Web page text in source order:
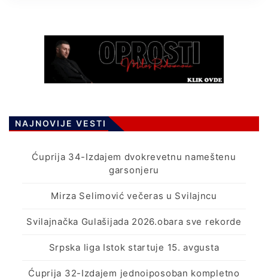
NAJNOVIJE VESTI
Ćuprija 34-Izdajem dvokrevetnu nameštenu
garsonjeru
Mirza Selimović večeras u Svilajncu
Svilajnačka Gulašijada 2026.obara sve rekorde
Srpska liga Istok startuje 15. avgusta
Ćuprija 32-Izdajem jednoiposoban kompletno